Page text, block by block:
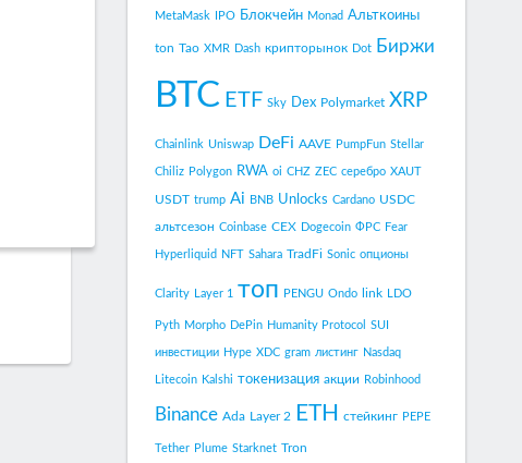
MetaMask IPO Блокчейн Monad Альткоины
ton Tao XMR Dash крипторынок Dot Биржи
BTC ETF Sky Dex Polymarket XRP
Chainlink Uniswap DeFi AAVE PumpFun Stellar
Chiliz Polygon RWA oi CHZ ZEC серебро XAUT
USDT trump Ai BNB Unlocks Cardano USDC
альтсезон Coinbase CEX Dogecoin ФРС Fear
Hyperliquid NFT Sahara TradFi Sonic опционы
Clarity Layer 1 топ PENGU Ondo link LDO
Pyth Morpho DePin Humanity Protocol SUI
инвестиции Hype XDC gram листинг Nasdaq
Litecoin Kalshi токенизация акции Robinhood
Binance Ada Layer 2 ETH стейкинг PEPE
Tether Plume Starknet Tron